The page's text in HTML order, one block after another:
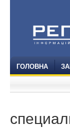
ГОЛОВНА